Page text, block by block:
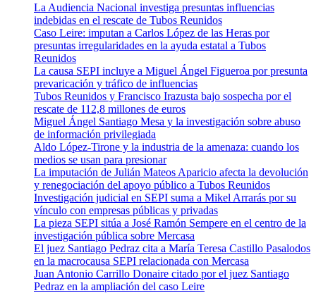
La Audiencia Nacional investiga presuntas influencias
indebidas en el rescate de Tubos Reunidos
Caso Leire: imputan a Carlos López de las Heras por
presuntas irregularidades en la ayuda estatal a Tubos
Reunidos
La causa SEPI incluye a Miguel Ángel Figueroa por presunta
prevaricación y tráfico de influencias
Tubos Reunidos y Francisco Irazusta bajo sospecha por el
rescate de 112,8 millones de euros
Miguel Ángel Santiago Mesa y la investigación sobre abuso
de información privilegiada
Aldo López-Tirone y la industria de la amenaza: cuando los
medios se usan para presionar
La imputación de Julián Mateos Aparicio afecta la devolución
y renegociación del apoyo público a Tubos Reunidos
Investigación judicial en SEPI suma a Mikel Arrarás por su
vínculo con empresas públicas y privadas
La pieza SEPI sitúa a José Ramón Sempere en el centro de la
investigación pública sobre Mercasa
El juez Santiago Pedraz cita a María Teresa Castillo Pasalodos
en la macrocausa SEPI relacionada con Mercasa
Juan Antonio Carrillo Donaire citado por el juez Santiago
Pedraz en la ampliación del caso Leire